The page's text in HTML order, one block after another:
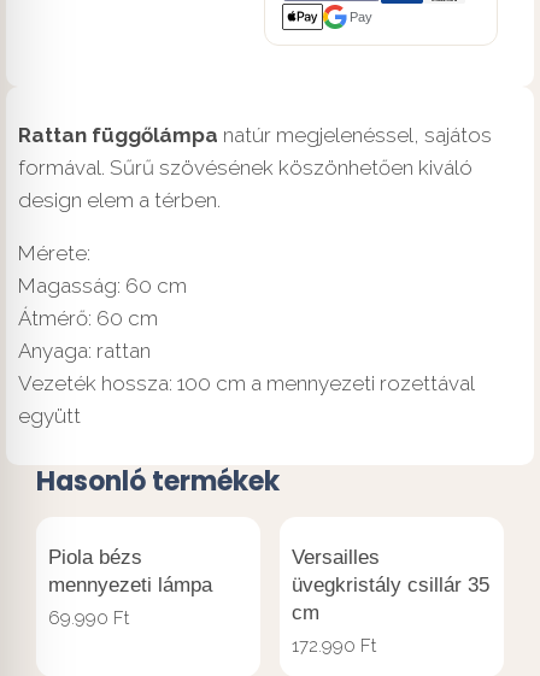
Pay
Rattan függőlámpa natúr megjelenéssel, sajátos
formával. Sűrű szövésének köszönhetően kiváló
design elem a térben.
Mérete:
Magasság: 60 cm
Átmérő: 60 cm
Anyaga: rattan
Vezeték hossza: 100 cm a mennyezeti rozettával
együtt
Hasonló termékek
Piola bézs
mennyezeti lámpa
69.990 Ft
Versailles
üvegkristály csillár 35
cm
172.990 Ft